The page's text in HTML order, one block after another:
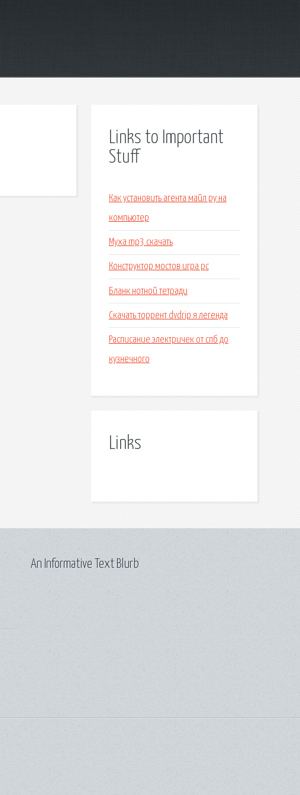
Links to Important
Stuff
Как установить агента майл ру на
компьютер
Муха mp3 скачать
Конструктор мостов игра pc
Бланк нотной тетради
Скачать торрент dvdrip я легенда
Расписание электричек от спб до
кузнечного
Links
An Informative Text Blurb